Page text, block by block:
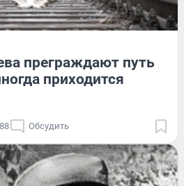
преграждают путь
приходится
Обсудить